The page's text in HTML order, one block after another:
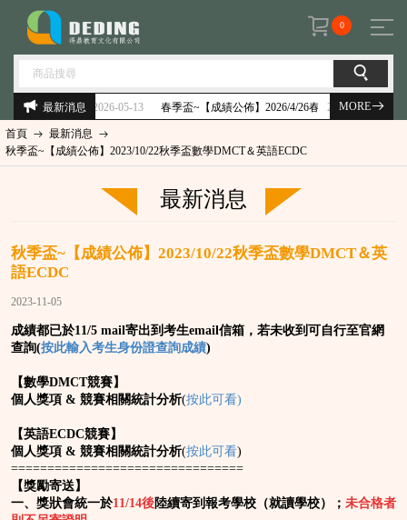
0
最新消息
05-13 春季盃~【成績公佈】2026/4/26春季 得鼎盃 英語單字&成語狀元競
2026-04-19 MORE
首頁
最新消息
秋季盃~【成績公佈】2023/10/22秋季盃數學DMCT＆英語ECDC
最新消息
秋季盃~【成績公佈】2023/10/22秋季盃數學DMCT＆英
語ECDC
2023-11-05
成績都已於11/5 mail寄出到考生email信箱，若未收到可自行至官網
查詢(按此輸入考生身份證查詢成績)
【數學DMCT競賽】
個人獎項 & 競賽相關統計分析(按此可看)
【英語ECDC競賽】
個人獎項 & 競賽相關統計分析(按此可看)
================================
【獎勵寄送】
一、獎狀會統一於11/14後陸續寄到報考學校（就讀學校）； 未合格者